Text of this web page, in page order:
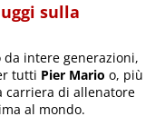
sulla
intere generazioni,
tutti Pier Mario o, più
carriera di allenatore
al mondo.